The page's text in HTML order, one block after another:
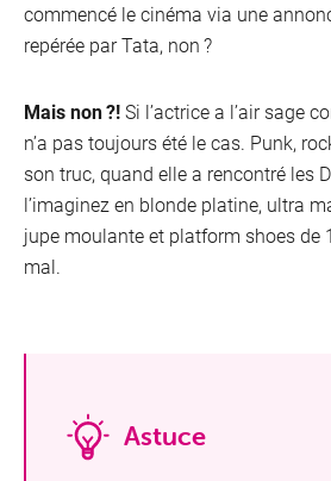
commencé le cinéma via une
repérée par Tata, non ?
Mais non ?!Si l’actrice a l’air sage
n’a pas toujours été le cas. Punk,
son truc, quand elle a rencontré les
l’imaginez en blonde platine, ultra
jupe moulante et platform shoes de
mal.
Astuce